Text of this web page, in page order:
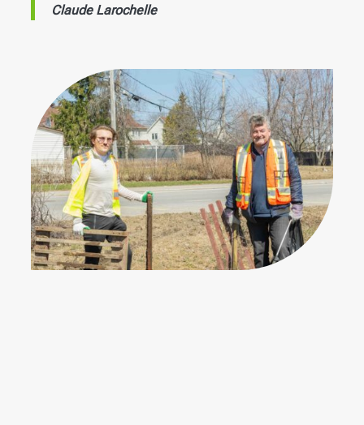
Claude Larochelle